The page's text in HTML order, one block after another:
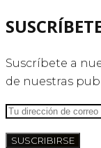
Suscríbete a
de nuestras